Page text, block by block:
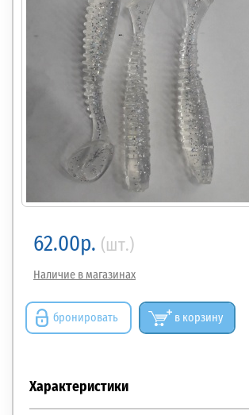
62.00р. (шт.)
Наличие в магазинах
бронировать в корзину
Характеристики